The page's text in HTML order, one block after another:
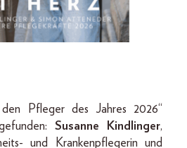
Pfleger des Jahres 2026“
Susanne Kindlinger,
und Krankenpflegerin und